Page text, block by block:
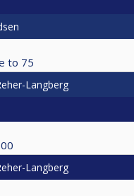
to 75
Langberg
Langberg